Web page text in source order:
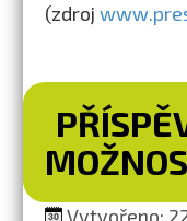
(zdroj
Vytvořeno: